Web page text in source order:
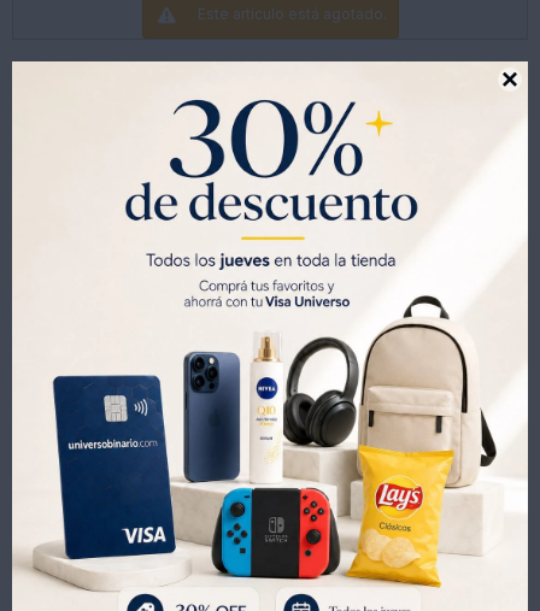

Este artículo está agotado.
Productos que te pueden interesar
395
UYU 277
UYU 336
UYU 395 UYU 499 20
UYU 277
336